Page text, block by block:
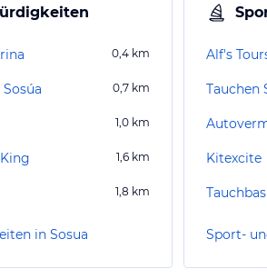
0,4 km
0,7 km
1,0 km
1,6 km
1,8 km
in Sosua
Alf's
Tauchen
Kitexcite
Sport-